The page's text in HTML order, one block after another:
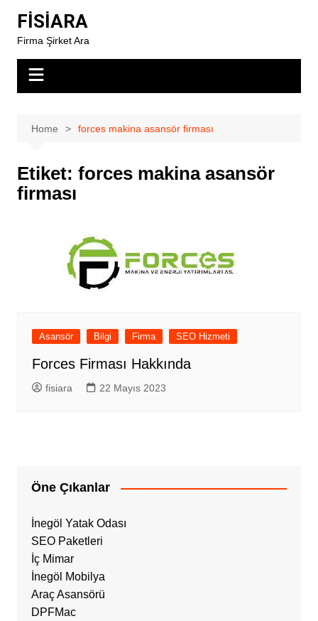
content
FİSİARA
Firma Şirket Ara
Home forces makina asansör firması
Etiket: forces makina asansör
firması
Asansör Bilgi Firma SEO Hizmeti
Forces Firması Hakkında
fisiara 22 Mayıs 2023
Öne Çıkanlar
İnegöl Yatak Odası
SEO Paketleri
İç Mimar
İnegöl Mobilya
Araç Asansörü
DPFMac